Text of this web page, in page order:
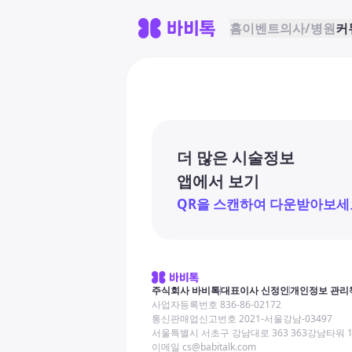
홈이벤트의사/병원커
더 많은 시술정보
앱에서 보기
QR을 스캔하여 다운받아보세
주식회사 바비톡대표이사 신정인개인정보 관리
사업자등록번호 836-86-02172
통신판매업신고번호 2021-서울강남-03497
서울특별시 서초구 강남대로 363 363강남타워
이메일 cs@babitalk.com